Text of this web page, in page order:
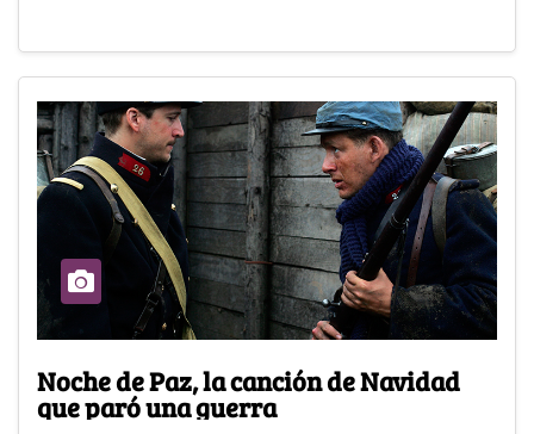
Noche de Paz, la canción de Navidad
que paró una guerra